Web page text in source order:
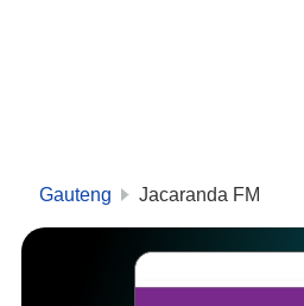
Gauteng Jacaranda FM